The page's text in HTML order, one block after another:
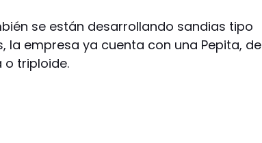
se están desarrollando sandias tipo
la empresa ya cuenta con una Pepita, de
o triploide.